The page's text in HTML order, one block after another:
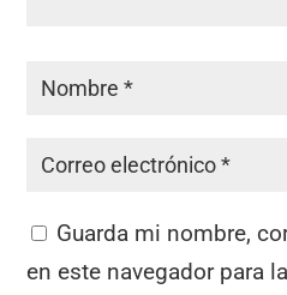
Guarda mi nombre,
en este navegador para